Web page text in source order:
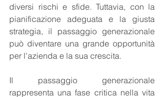
diversi rischi e sfide. Tuttavia, con la
pianificazione adeguata e la giusta
strategia, il passaggio generazionale
può diventare una grande opportunità
per l'azienda e la sua crescita.
Il passaggio generazionale
rappresenta una fase critica nella vita